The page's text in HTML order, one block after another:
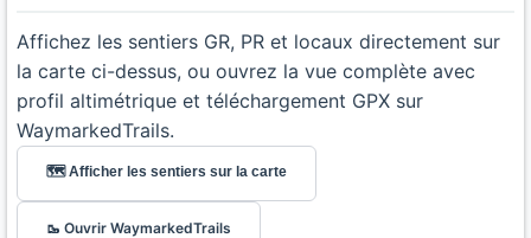
Affichez les sentiers GR, PR et locaux directement sur
la carte ci-dessus, ou ouvrez la vue complète avec
profil altimétrique et téléchargement GPX sur
WaymarkedTrails.
🗺️ Afficher les sentiers sur la carte
🥾 Ouvrir WaymarkedTrails